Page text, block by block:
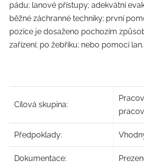
pádu; lanové přístupy; adekvátní
běžné záchranné techniky; první
pozice je dosaženo pochozím
zařízení; po žebříku; nebo pomocí lan.
Cílová skupina:
Předpoklady:
Dokumentace: